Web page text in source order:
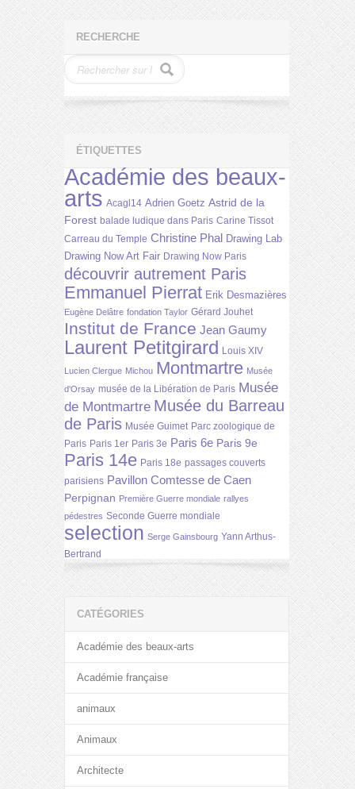
RECHERCHE
ÉTIQUETTES
Académie des beaux-
arts Acagl14 Adrien Goetz Astrid de la
Forest balade ludique dans Paris Carine Tissot
Carreau du Temple Christine Phal Drawing Lab
Drawing Now Art Fair Drawing Now Paris
découvrir autrement Paris
Emmanuel Pierrat Erik Desmazières
Eugène Delâtre fondation Taylor Gérard Jouhet
Institut de France Jean Gaumy
Laurent Petitgirard Louis XIV
Lucien Clergue Michou Montmartre Musée
d'Orsay musée de la Libération de Paris Musée
de Montmartre Musée du Barreau
de Paris Musée Guimet Parc zoologique de
Paris Paris 1er Paris 3e Paris 6e Paris 9e
Paris 14e Paris 18e passages couverts
parisiens Pavillon Comtesse de Caen
Perpignan Première Guerre mondiale rallyes
pédestres Seconde Guerre mondiale
selection Serge Gainsbourg Yann Arthus-
Bertrand
CATÉGORIES
Académie des beaux-arts
Académie française
animaux
Animaux
Architecte